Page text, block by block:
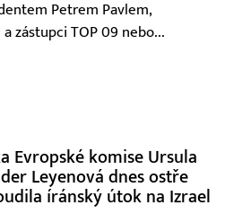
Petrem Pavlem,
zástupci TOP 09 nebo...
Evropské komise Ursula
Leyenová dnes ostře
íránský útok na Izrael